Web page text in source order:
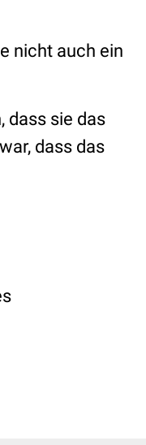
nicht auch ein
dass sie das
dass das